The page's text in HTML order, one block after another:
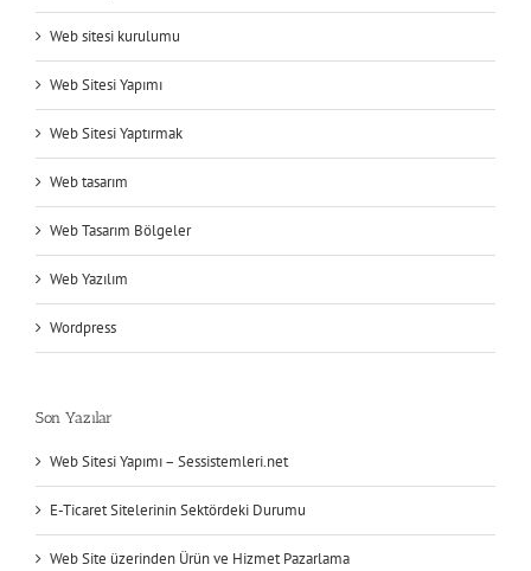
Web sitesi kurulumu
Web Sitesi Yapımı
Web Sitesi Yaptırmak
Web tasarım
Web Tasarım Bölgeler
Web Yazılım
Wordpress
Son Yazılar
Web Sitesi Yapımı – Sessistemleri.net
E-Ticaret Sitelerinin Sektördeki Durumu
Web Site üzerinden Ürün ve Hizmet Pazarlama